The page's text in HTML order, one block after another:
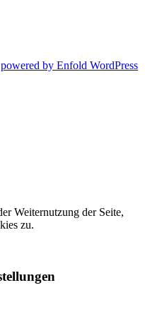
powered by Enfold WordPress
Weiternutzung der Seite,
zu.